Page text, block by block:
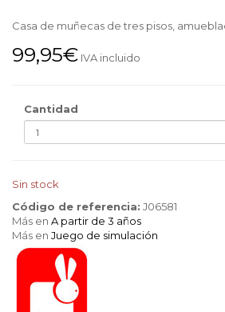
Casa de muñecas de tres pisos,
99,95€ IVA incluido
Cantidad
Sin stock
Código de referencia: J06581
Más en A partir de 3 años
Más en Juego de simulación